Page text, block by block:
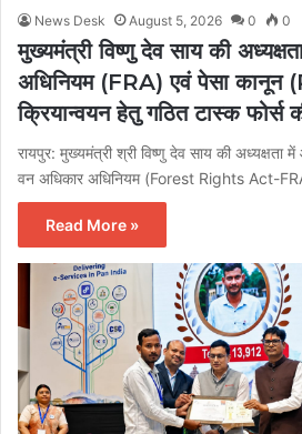
News Desk August 5, 2026 0 0
मुख्यमंत्री विष्णु देव साय की
अधिनियम (FRA) एवं पेसा कानून
क्रियान्वयन हेतु गठित टास्क
रायपुर: मुख्यमंत्री श्री विष्णु देव साय की अध्यक्षता
वन अधिकार अधिनियम (Forest Rights Act-
Read More »